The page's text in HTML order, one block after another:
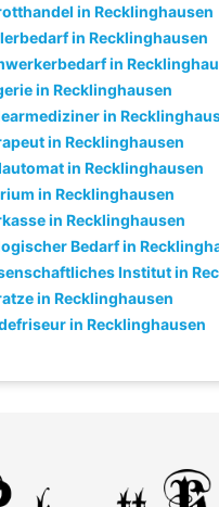
in Recklinghausen
in Recklinghausen
in
in Recklinghausen
in
in Recklinghausen
in Recklinghausen
in Recklinghausen
in Recklinghausen
Bedarf in
Institut in
in Recklinghausen
in Recklinghausen